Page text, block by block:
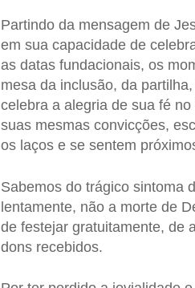
Partindo da mensagem de
em sua capacidade de
as datas fundacionais, os
mesa da inclusão, da
celebra a alegria de sua fé
suas mesmas convicções,
os laços e se sentem
Sabemos do trágico sintoma
lentamente, não a morte de
de festejar gratuitamente, de
dons recebidos.